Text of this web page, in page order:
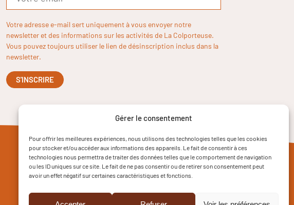
Gérer le consentement
Pour offrir les meilleures expériences, nous utilisons des technologies telles que les cookies
pour stocker et/ou accéder aux informations des appareils. Le fait de consentir à ces
technologies nous permettra de traiter des données telles que le comportement de navigation
ou les ID uniques sur ce site. Le fait de ne pas consentir ou de retirer son consentement peut
avoir un effet négatif sur certaines caractéristiques et fonctions.
Votre adresse e-mail sert uniquement à vous envoyer notre
newsletter et des informations sur les activités de La Colporteuse.
Vous pouvez toujours utiliser le lien de désinscription inclus dans la
newsletter.